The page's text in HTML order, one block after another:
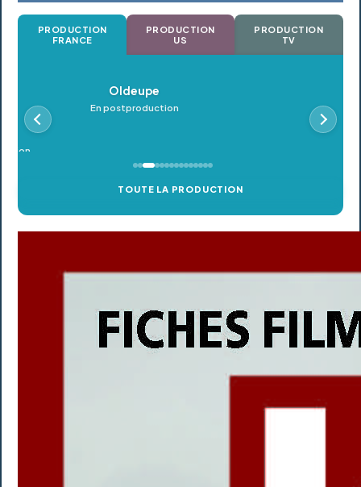
PRODUCTION
FRANCE
PRODUCTION
US
PRODUCTION
TV
Oldeupe
En postproduction En
TOUTE LA PRODUCTION